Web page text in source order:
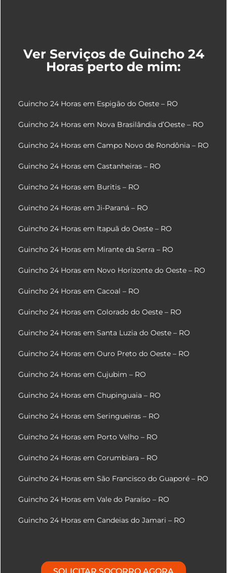
Ver Serviços de Guincho 24
Horas perto de mim:
Guincho 24 Horas em Espigão do Oeste – RO
Guincho 24 Horas em Nova Brasilândia d’Oeste – RO
Guincho 24 Horas em Campo Novo de Rondônia – RO
Guincho 24 Horas em Castanheiras – RO
Guincho 24 Horas em Buritis – RO
Guincho 24 Horas em Ji-Paraná – RO
Guincho 24 Horas em Itapuã do Oeste – RO
Guincho 24 Horas em Mirante da Serra – RO
Guincho 24 Horas em Novo Horizonte do Oeste – RO
Guincho 24 Horas em Cacoal – RO
Guincho 24 Horas em Colorado do Oeste – RO
Guincho 24 Horas em Santa Luzia do Oeste – RO
Guincho 24 Horas em Ouro Preto do Oeste – RO
Guincho 24 Horas em Cujubim – RO
Guincho 24 Horas em Chupinguaia – RO
Guincho 24 Horas em Seringueiras – RO
Guincho 24 Horas em Porto Velho – RO
Guincho 24 Horas em Corumbiara – RO
Guincho 24 Horas em São Francisco do Guaporé – RO
Guincho 24 Horas em Vale do Paraíso – RO
Guincho 24 Horas em Candeias do Jamari – RO